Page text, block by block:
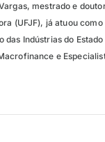
mestrado e
(UFJF), já atuou
Indústrias do
e